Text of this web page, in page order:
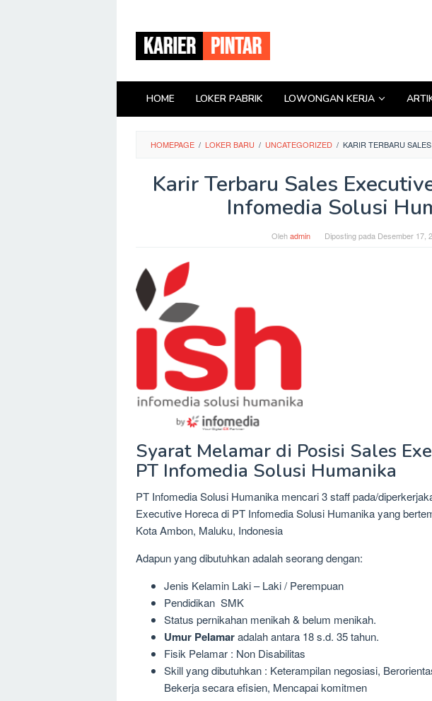
konten
HOME LOKER PABRIK LOWONGAN KERJA
HOMEPAGE / LOKER BARU / UNCATEGORIZED / KARIR TERBARU
Karir Terbaru Sales
Infomedia Solusi
Olehadmin Diposting pada Desember 17,
Syarat Melamar di Posisi Sales
PT Infomedia Solusi Humanika
PT Infomedia Solusi Humanika mencari 3 staff pada/
Executive Horeca di PT Infomedia Solusi Humanika yang
Kota Ambon, Maluku, Indonesia
Adapun yang dibutuhkan adalah seorang dengan:
Jenis Kelamin Laki – Laki / Perempuan
Pendidikan SMK
Status pernikahan menikah & belum menikah.
Umur Pelamaradalah antara 18 s.d. 35 tahun.
Fisik Pelamar : Non Disabilitas
Skill yang dibutuhkan : Keterampilan negosiasi,
Bekerja secara efisien, Mencapai komitmen